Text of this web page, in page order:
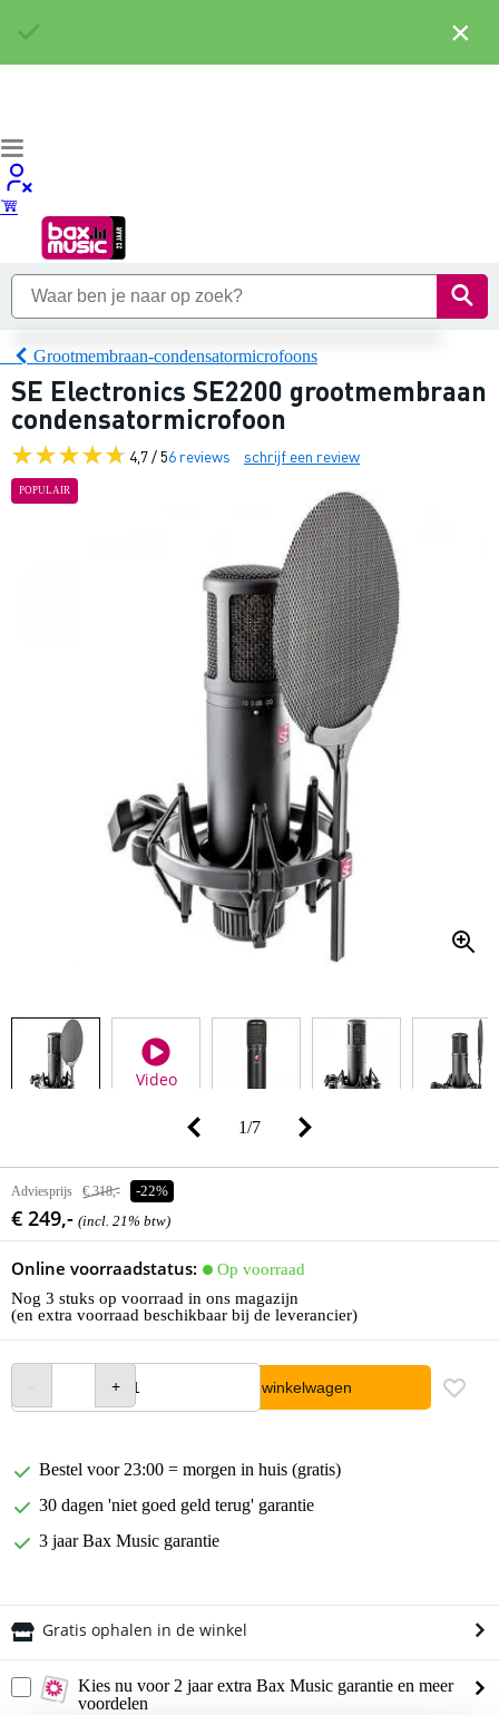
Grootmembraan-condensatormicrofoons
SE Electronics SE2200 grootmembraan
condensatormicrofoon
4,7 / 56 reviews schrijf een review
POPULAIR
Video
1/7
Adviesprijs € 318,- -22%
€ 249,- (incl. 21% btw)
Online voorraadstatus:
Op voorraad
Nog 3 stuks op voorraad in ons magazijn
(en extra voorraad beschikbaar bij de leverancier)
In winkelwagen
Bestel voor 23:00 = morgen in huis (gratis)
30 dagen 'niet goed geld terug' garantie
3 jaar Bax Music garantie
Gratis ophalen in de winkel
Kies nu voor 2 jaar extra Bax Music garantie en meer
voordelen
×